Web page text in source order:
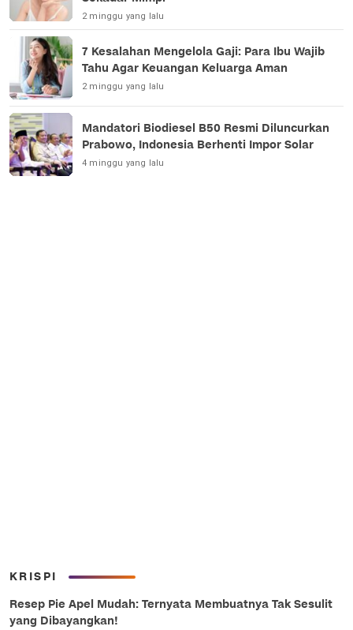
2 minggu yang lalu
7 Kesalahan Mengelola Gaji: Para Ibu Wajib
Tahu Agar Keuangan Keluarga Aman
2 minggu yang lalu
Mandatori Biodiesel B50 Resmi Diluncurkan
Prabowo, Indonesia Berhenti Impor Solar
4 minggu yang lalu
KRISPI
Resep Pie Apel Mudah: Ternyata Membuatnya Tak Sesulit
yang Dibayangkan!